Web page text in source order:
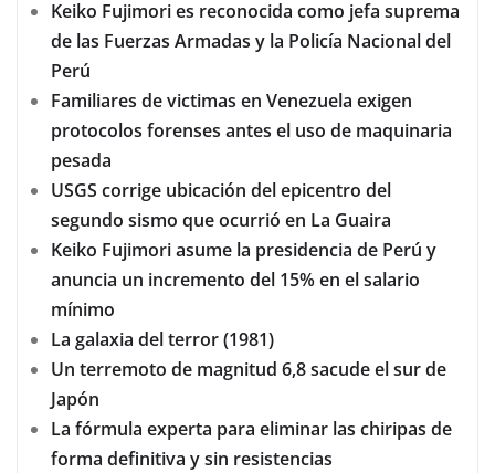
Keiko Fujimori es reconocida como jefa suprema
de las Fuerzas Armadas y la Policía Nacional del
Perú
Familiares de victimas en Venezuela exigen
protocolos forenses antes el uso de maquinaria
pesada
USGS corrige ubicación del epicentro del
segundo sismo que ocurrió en La Guaira
Keiko Fujimori asume la presidencia de Perú y
anuncia un incremento del 15% en el salario
mínimo
La galaxia del terror (1981)
Un terremoto de magnitud 6,8 sacude el sur de
Japón
La fórmula experta para eliminar las chiripas de
forma definitiva y sin resistencias